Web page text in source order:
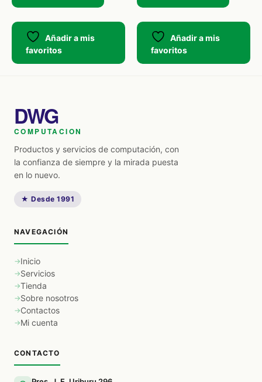
Añadir a mis
favoritos
Añadir a mis
favoritos
DWG
COMPUTACION
Productos y servicios de computación, con
la confianza de siempre y la mirada puesta
en lo nuevo.
★ Desde 1991
NAVEGACIÓN
Inicio
Servicios
Tienda
Sobre nosotros
Contactos
Mi cuenta
CONTACTO